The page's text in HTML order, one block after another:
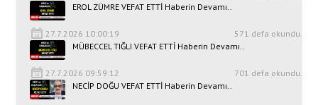
EROL ZÜMRE VEFAT ETTİ Haberin Devamı..
27.7.2026 10:00:19
571 defa okundu.
MÜBECCEL TIĞLI VEFAT ETTİ Haberin Devamı..
27.7.2026 09:59:12
701 defa okundu.
NECİP DOĞU VEFAT ETTİ Haberin Devamı..